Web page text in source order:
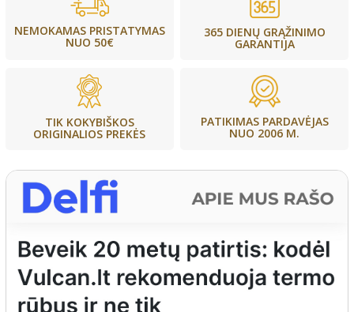
NEMOKAMAS PRISTATYMAS
NUO 50€
365 DIENŲ GRĄŽINIMO
GARANTIJA
TIK KOKYBIŠKOS
ORIGINALIOS PREKĖS
PATIKIMAS PARDAVĖJAS
NUO 2006 M.